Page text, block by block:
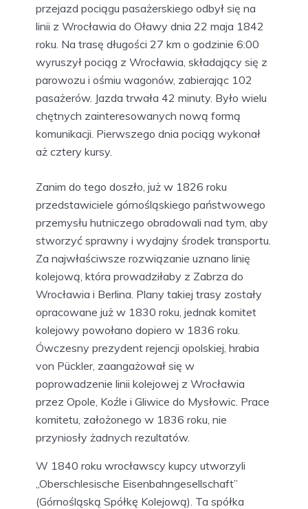
przejazd pociągu pasażerskiego odbył się na
linii z Wrocławia do Oławy dnia 22 maja 1842
roku. Na trasę długości 27 km o godzinie 6:00
wyruszył pociąg z Wrocławia, składający się z
parowozu i ośmiu wagonów, zabierając 102
pasażerów. Jazda trwała 42 minuty. Było wielu
chętnych zainteresowanych nową formą
komunikacji. Pierwszego dnia pociąg wykonał
aż cztery kursy.
Zanim do tego doszło, już w 1826 roku
przedstawiciele górnośląskiego państwowego
przemysłu hutniczego obradowali nad tym, aby
stworzyć sprawny i wydajny środek transportu.
Za najwłaściwsze rozwiązanie uznano linię
kolejową, która prowadziłaby z Zabrza do
Wrocławia i Berlina. Plany takiej trasy zostały
opracowane już w 1830 roku, jednak komitet
kolejowy powołano dopiero w 1836 roku.
Ówczesny prezydent rejencji opolskiej, hrabia
von Pückler, zaangażował się w
poprowadzenie linii kolejowej z Wrocławia
przez Opole, Koźle i Gliwice do Mysłowic. Prace
komitetu, założonego w 1836 roku, nie
przyniosły żadnych rezultatów.
W 1840 roku wrocławscy kupcy utworzyli
„Oberschlesische Eisenbahngesellschaft”
(Górnośląską Spółkę Kolejową). Ta spółka